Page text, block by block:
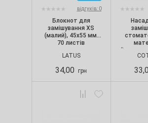
відгуків: 0
Блокнот для
замішування ХS
(малий), 45х55 мм,
70 листів
LATUS
34,00 грн
(5